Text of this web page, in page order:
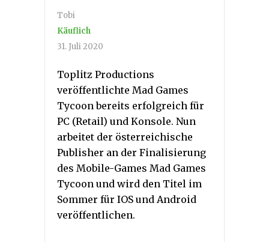
Tobi
Käuflich
31. Juli 2020
Toplitz Productions
veröffentlichte Mad Games
Tycoon bereits erfolgreich für
PC (Retail) und Konsole. Nun
arbeitet der österreichische
Publisher an der Finalisierung
des Mobile-Games Mad Games
Tycoon und wird den Titel im
Sommer für IOS und Android
veröffentlichen.